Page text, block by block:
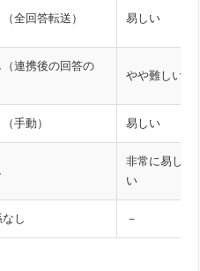
全回答転送） 易しい
（連携後の回答の
やや難しい
手動） 易しい
非常に易し
い
し －